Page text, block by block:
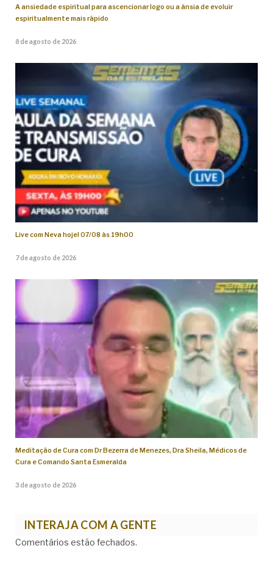
A ansiedade espiritual para ascencionar logo ou a ânsia de evoluir
espiritualmente mais rápido
8 de agosto de 2026
Live com Neva hoje! 07/08 às 19h00
7 de agosto de 2026
Meditação de Cura com Dr Bezerra de Menezes, Dra Sheila, Médicos de
Cura e Comando Santa Esmeralda
3 de agosto de 2026
INTERAJA COM A GENTE
Comentários estão fechados.